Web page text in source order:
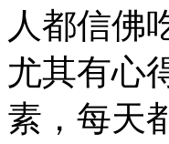
人都信佛
尤其有心
素，每天